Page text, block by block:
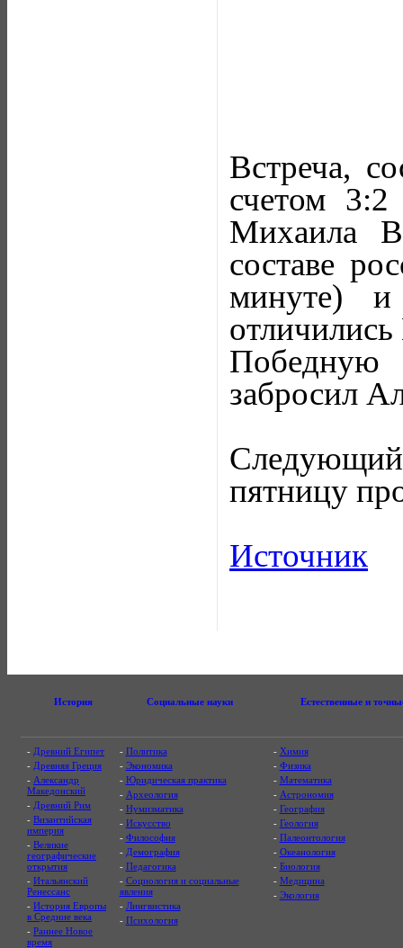
Встреча,
счетом
Михаила
составе
минуте) и
Победную
забросил
Следующий
пятницу
Источник
История Социальные науки Естественные и
- Древний Египет
- Древняя Греция
- Александр
Македонский
- Древний Рим
- Византийская
империя
- Великие
географические
открытия
- Итальянский
Ренессанс
- История Европы
в Средние века
- Раннее Новое
время
- Политика
- Экономика
- Юридическая практика
- Археология
- Нумизматика
- Искусство
- Философия
- Демография
- Педагогика
- Социология и социальные
явления
- Лингвистика
- Психология
- Химия
- Физика
- Математика
- Астрономия
- География
- Геология
- Палеонтология
- Океанология
- Биология
- Медицина
- Экология